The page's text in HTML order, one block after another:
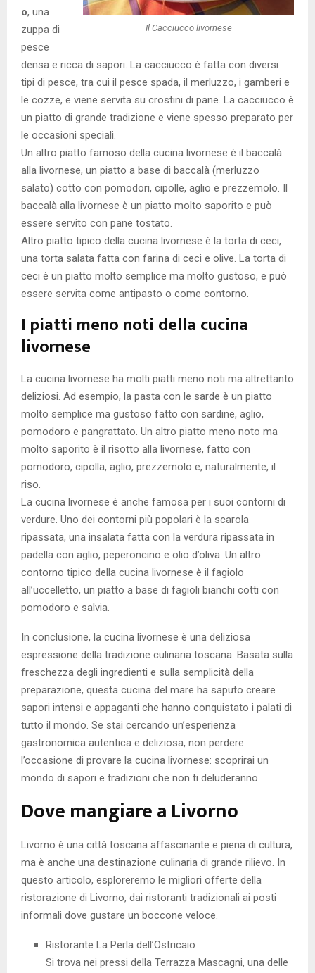
Il Cacciucco livornese
o, una
zuppa di
pesce
densa e ricca di sapori. La cacciucco è fatta con diversi
tipi di pesce, tra cui il pesce spada, il merluzzo, i gamberi e
le cozze, e viene servita su crostini di pane. La cacciucco è
un piatto di grande tradizione e viene spesso preparato per
le occasioni speciali.
Un altro piatto famoso della cucina livornese è il baccalà
alla livornese, un piatto a base di baccalà (merluzzo
salato) cotto con pomodori, cipolle, aglio e prezzemolo. Il
baccalà alla livornese è un piatto molto saporito e può
essere servito con pane tostato.
Altro piatto tipico della cucina livornese è la torta di ceci,
una torta salata fatta con farina di ceci e olive. La torta di
ceci è un piatto molto semplice ma molto gustoso, e può
essere servita come antipasto o come contorno.
I piatti meno noti della cucina
livornese
La cucina livornese ha molti piatti meno noti ma altrettanto
deliziosi. Ad esempio, la pasta con le sarde è un piatto
molto semplice ma gustoso fatto con sardine, aglio,
pomodoro e pangrattato. Un altro piatto meno noto ma
molto saporito è il risotto alla livornese, fatto con
pomodoro, cipolla, aglio, prezzemolo e, naturalmente, il
riso.
La cucina livornese è anche famosa per i suoi contorni di
verdure. Uno dei contorni più popolari è la scarola
ripassata, una insalata fatta con la verdura ripassata in
padella con aglio, peperoncino e olio d’oliva. Un altro
contorno tipico della cucina livornese è il fagiolo
all’uccelletto, un piatto a base di fagioli bianchi cotti con
pomodoro e salvia.
In conclusione, la cucina livornese è una deliziosa
espressione della tradizione culinaria toscana. Basata sulla
freschezza degli ingredienti e sulla semplicità della
preparazione, questa cucina del mare ha saputo creare
sapori intensi e appaganti che hanno conquistato i palati di
tutto il mondo. Se stai cercando un’esperienza
gastronomica autentica e deliziosa, non perdere
l’occasione di provare la cucina livornese: scoprirai un
mondo di sapori e tradizioni che non ti deluderanno.
Dove mangiare a Livorno
Livorno è una città toscana affascinante e piena di cultura,
ma è anche una destinazione culinaria di grande rilievo. In
questo articolo, esploreremo le migliori offerte della
ristorazione di Livorno, dai ristoranti tradizionali ai posti
informali dove gustare un boccone veloce.
Ristorante La Perla dell’Ostricaio
Si trova nei pressi della Terrazza Mascagni, una delle